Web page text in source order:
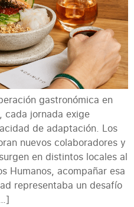
gastronómica en
cada jornada exige
de adaptación. Los
nuevos colaboradores y
en distintos locales al
Humanos, acompañar esa
representaba un desafío